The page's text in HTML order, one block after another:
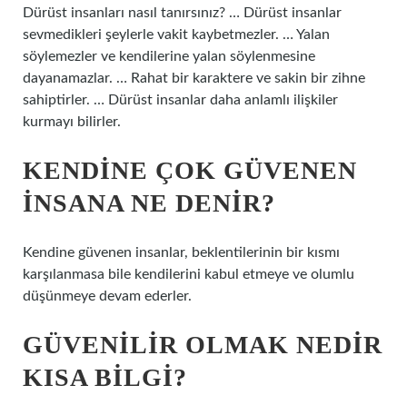
Dürüst insanları nasıl tanırsınız? … Dürüst insanlar
sevmedikleri şeylerle vakit kaybetmezler. … Yalan
söylemezler ve kendilerine yalan söylenmesine
dayanamazlar. … Rahat bir karaktere ve sakin bir zihne
sahiptirler. … Dürüst insanlar daha anlamlı ilişkiler
kurmayı bilirler.
KENDINE ÇOK GÜVENEN
INSANA NE DENIR?
Kendine güvenen insanlar, beklentilerinin bir kısmı
karşılanmasa bile kendilerini kabul etmeye ve olumlu
düşünmeye devam ederler.
GÜVENILIR OLMAK NEDIR
KISA BILGI?